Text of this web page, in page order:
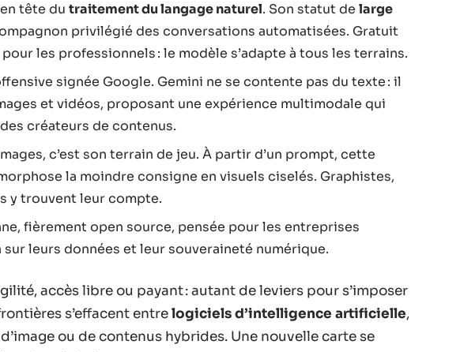
tête du traitement du langage naturel. Son statut de large
privilégié des conversations automatisées. Gratuit
les professionnels : le modèle s’adapte à tous les terrains.
signée Google. Gemini ne se contente pas du texte : il
et vidéos, proposant une expérience multimodale qui
créateurs de contenus.
c’est son terrain de jeu. À partir d’un prompt, cette
la moindre consigne en visuels ciselés. Graphistes,
y trouvent leur compte.
fièrement open source, pensée pour les entreprises
leurs données et leur souveraineté numérique.
accès libre ou payant : autant de leviers pour s’imposer
s’effacent entrelogiciels d’intelligence artificielle,
ou de contenus hybrides. Une nouvelle carte se